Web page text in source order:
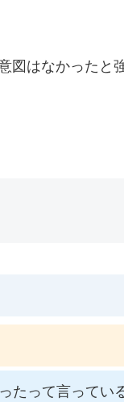
図はなかったと
たって言ってい